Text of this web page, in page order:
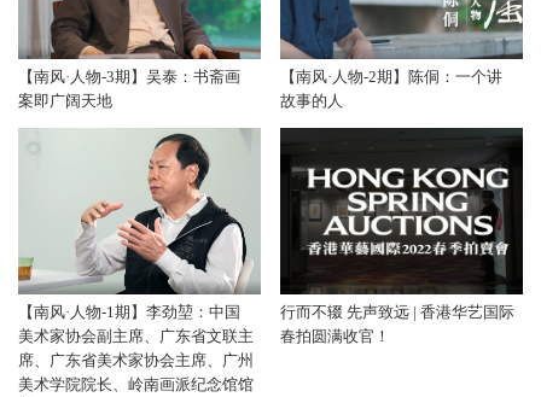
【南风·人物-3期】吴泰：书斋画
案即广阔天地
【南风·人物-2期】陈侗：一个讲
故事的人
【南风·人物-1期】李劲堃：中国
美术家协会副主席、广东省文联主
席、广东省美术家协会主席、广州
美术学院院长、岭南画派纪念馆馆
行而不辍 先声致远 | 香港华艺国际
春拍圆满收官！